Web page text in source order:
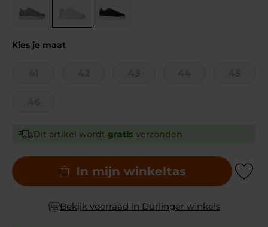
Kies je maat
Dit artikel wordt gratis verzonden
In mijn winkeltas Add to
Bekijk voorraad in Durlinger winkels